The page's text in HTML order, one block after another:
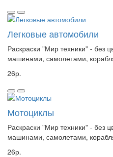
Легковые автомобили
Раскраски "Мир техники" - без
машинами, самолетами,
26р.
Мотоциклы
Раскраски "Мир техники" - без
машинами, самолетами,
26р.